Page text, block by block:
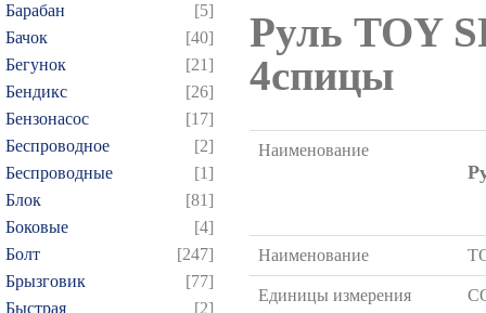
Барабан
[5]
Бачок
[40]
Бегунок
[21]
Бендикс
[26]
Бензонасос
[17]
Беспроводное
[2]
Беспроводные
[1]
Блок
[81]
Боковые
[4]
Болт
[247]
Брызговик
[77]
Быстрая
[2]
Руль TOY
4спицы
Наименование
Наименование
Единицы измерения